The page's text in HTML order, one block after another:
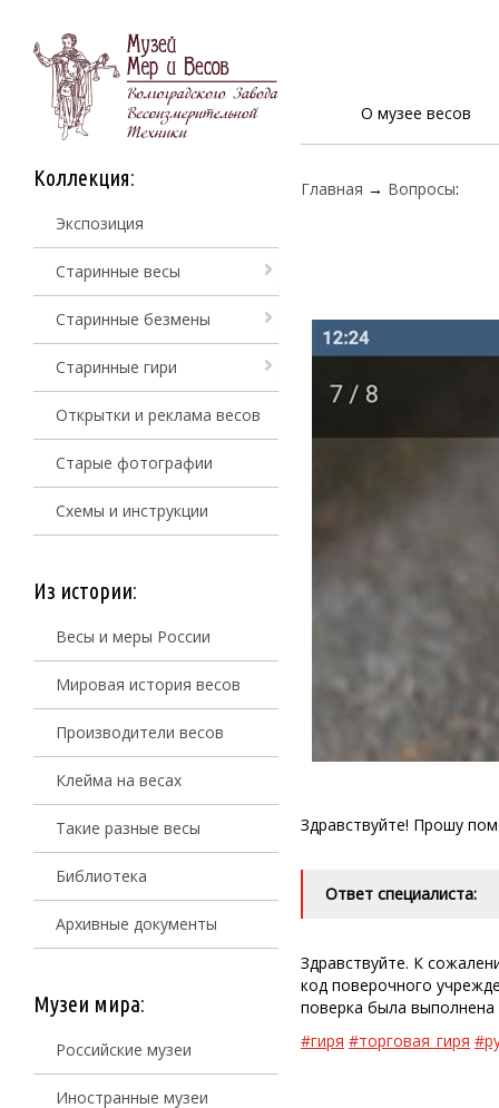
О музее весов
Коллекция:
Экспозиция
Старинные весы
Старинные безмены
Старинные гири
Открытки и реклама весов
Старые фотографии
Схемы и инструкции
Из истории:
Весы и меры России
Мировая история весов
Производители весов
Клейма на весах
Такие разные весы
Библиотека
Архивные документы
Музеи мира:
Российские музеи
Иностранные музеи
Главная → Вопросы:
Здравствуйте! Прошу
Ответ специалиста:
Здравствуйте. К
код поверочного
поверка была выполнена
#гиря #торговая_гиря